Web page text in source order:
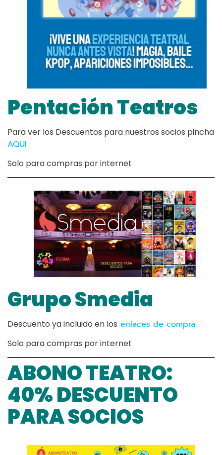
Pentación Teatros
Para ver los Descuentos para nuestros socios pincha
AQUI
Solo para compras por internet
Grupo Smedia
Descuento ya incluido en los enlaces de compra .
Solo para compras por internet
ABONO TEATRO:
40% DESCUENTO
PARA SOCIOS